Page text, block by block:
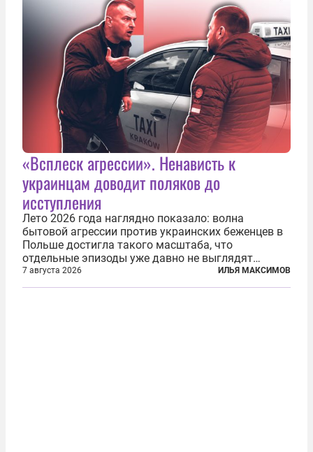
«Всплеск агрессии». Ненависть к
украинцам доводит поляков до
исступления
Лето 2026 года наглядно показало: волна
бытовой агрессии против украинских беженцев в
Польше достигла такого масштаба, что
отдельные эпизоды уже давно не выглядят
случайными. Поляки, судя по происходящему,
буквально теряют рассудок от ненависти к
7 августа 2026 ИЛЬЯ МАКСИМОВ